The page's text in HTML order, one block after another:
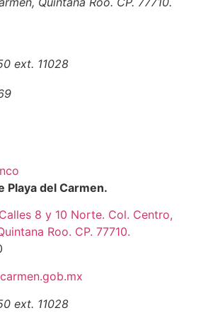
ext. 11028
Playa del Carmen.
8 y 10 Norte. Col. Centro,
Roo. CP. 77710.
ext. 11028